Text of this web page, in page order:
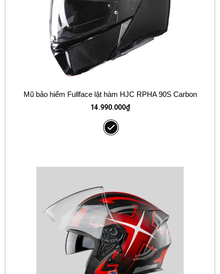
Mũ bảo hiểm Fullface lật hàm HJC RPHA 90S Carbon
14.990.000₫